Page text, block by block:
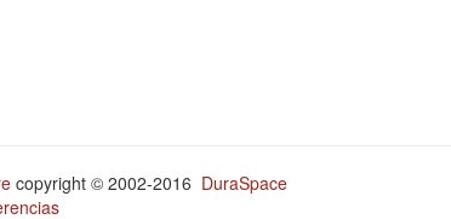
copyright © 2002-2016 DuraSpace